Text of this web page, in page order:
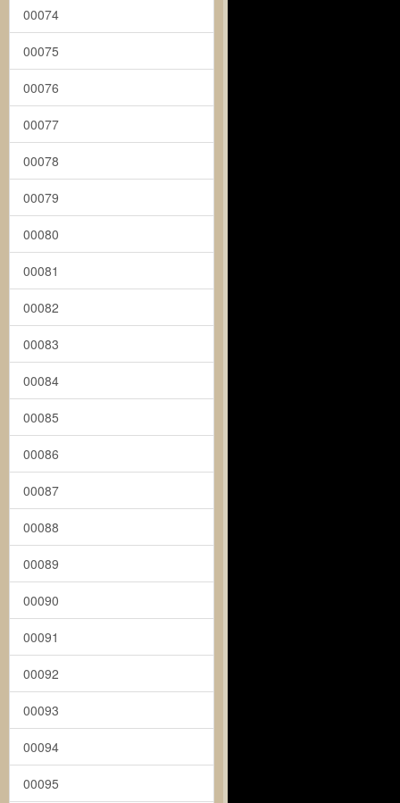
00074
00075
00076
00077
00078
00079
00080
00081
00082
00083
00084
00085
00086
00087
00088
00089
00090
00091
00092
00093
00094
00095